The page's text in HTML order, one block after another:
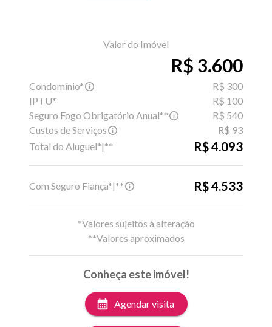
Valor do Imóvel
R$ 3.600
Condomínio*
R$ 300
IPTU*
R$ 100
Seguro Fogo Obrigatório Anual**
R$ 540
Custos de Serviços
R$ 93
Total do Aluguel*|**
R$ 4.093
Com Seguro Fiança*|** R$ 4.533
*Valores sujeitos à alteração
**Valores aproximados
Conheça este imóvel!
Agendar visita